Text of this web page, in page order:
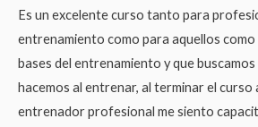
Es un excelente curso tanto para
entrenamiento como para aquellos como
bases del entrenamiento y que
hacemos al entrenar, al terminar el curso
entrenador profesional me siento